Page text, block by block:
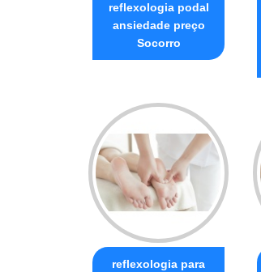
reflexologia podal
ansiedade preço
Socorro
reflexologia para